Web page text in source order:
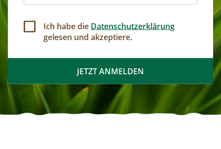
Ich habe die Datenschutzerklärung
gelesen und akzeptiere.